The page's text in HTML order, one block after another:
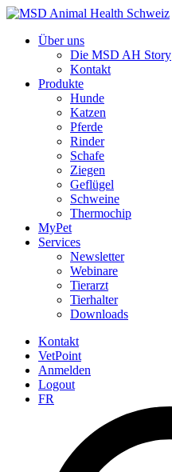
Über uns
Die MSD AH Story
Kontakt
Produkte
Hunde
Katzen
Pferde
Rinder
Schafe
Ziegen
Geflügel
Schweine
Thermochip
MyPet
Services
Newsletter
Webinare
Tierarzt
Tierhalter
Downloads
Kontakt
VetPoint
Anmelden
Logout
FR